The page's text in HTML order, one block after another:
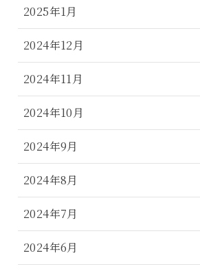
2025年1月
2024年12月
2024年11月
2024年10月
2024年9月
2024年8月
2024年7月
2024年6月